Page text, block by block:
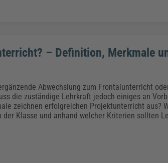
– Definition, Merkmale
Abwechslung zum Frontalunterricht
die zuständige Lehrkraft jedoch einiges an
zeichnen erfolgreichen Projektunterricht aus?
Klasse und anhand welcher Kriterien sollten